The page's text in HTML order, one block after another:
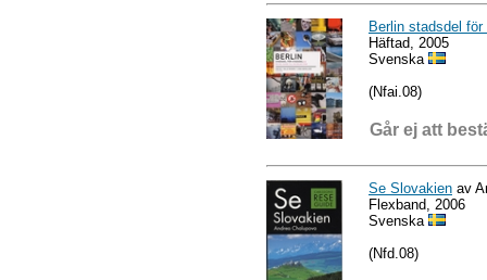
Berlin stadsdel
Häftad, 2005
Svenska
(Nfai.08)
Går ej att
Se Slovakien av
Flexband, 2006
Svenska
(Nfd.08)